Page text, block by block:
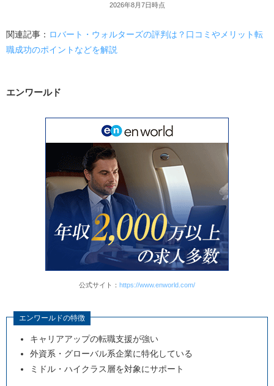
2026年8月7日時点
関連記事： ロバート・ウォルターズの評判は？口コミやメリット転
職成功のポイントなどを解説
エンワールド
公式サイト： https://www.enworld.com/
エンワールドの特徴
キャリアアップの転職支援が強い
外資系・グローバル系企業に特化している
ミドル・ハイクラス層を対象にサポート